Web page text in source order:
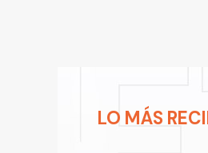
LO MÁS